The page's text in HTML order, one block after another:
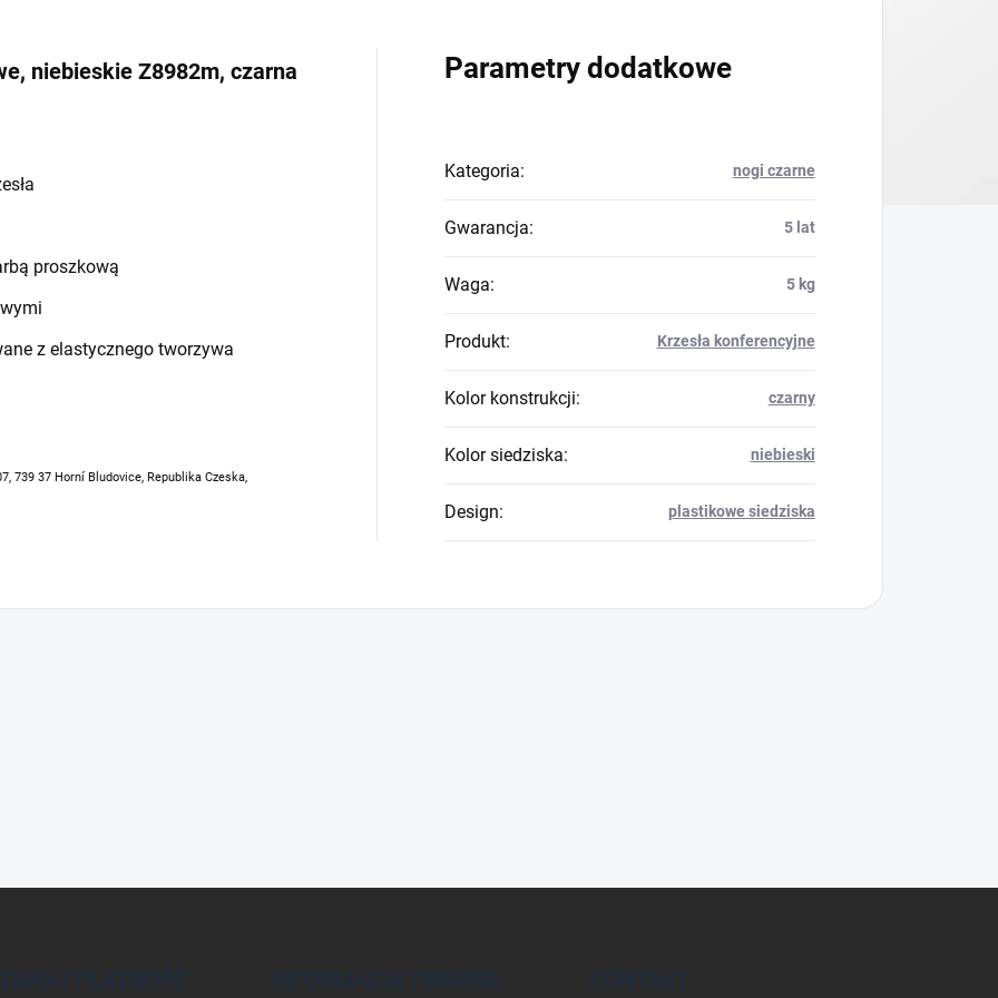
niebieskie Z8982m, czarna
proszkową
z elastycznego tworzywa
739 37 Horní Bludovice, Republika Czeska,
Parametry dodatkowe
Kategoria: nogi czarne
Gwarancja: 5 lat
Waga: 5 kg
Produkt: Krzesła konferencyjne
Kolor konstrukcji: czarny
Kolor siedziska: niebieski
Design: plastikowe siedziska
I PŁATNOŚĆ INFORMACJE PRAWNE KONTAKT